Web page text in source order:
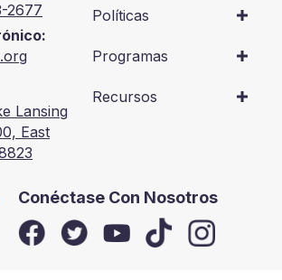
2677
Lansing
East
Políticas
Programas
Recursos
Conéctase Con Nosotros